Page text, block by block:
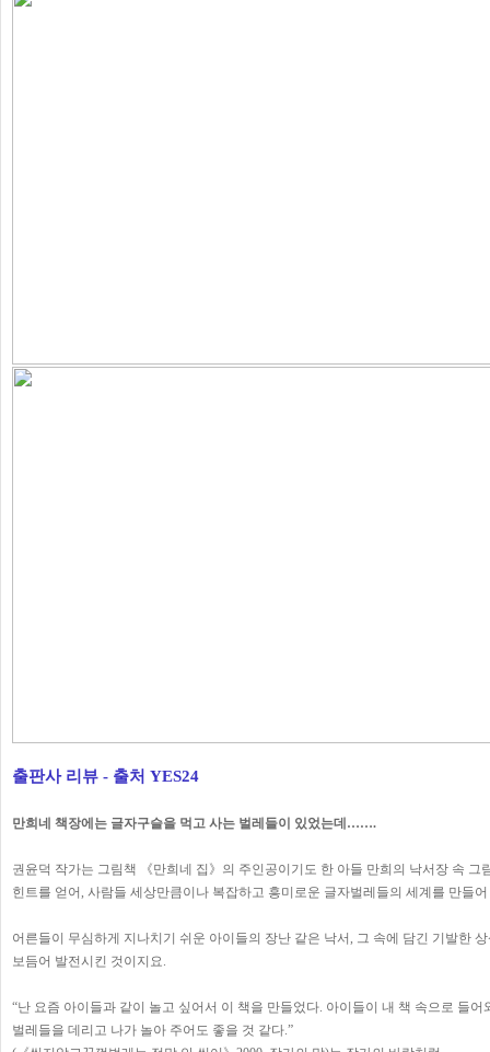
출판사 리뷰 - 출처 YES24
만희네 책장에는 글자구슬을 먹고 사는 벌레들이 있었는데…….
권윤덕 작가는 그림책 《만희네 집》의 주인공이기도 한 아들 만희의 낙서장 속 그
힌트를 얻어, 사람들 세상만큼이나 복잡하고 흥미로운 글자벌레들의 세계를 만들
어른들이 무심하게 지나치기 쉬운 아이들의 장난 같은 낙서, 그 속에 담긴 기발한
보듬어 발전시킨 것이지요.
“난 요즘 아이들과 같이 놀고 싶어서 이 책을 만들었다. 아이들이 내 책 속으로 들어
벌레들을 데리고 나가 놀아 주어도 좋을 것 같다.”